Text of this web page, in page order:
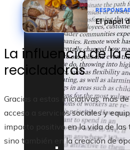
El papel
La influencia de la
recicladoras
Gracias a estas iniciativas, más
acceso a servicios sociales y
impacto positivo en la vida de las
sino también en la creación de